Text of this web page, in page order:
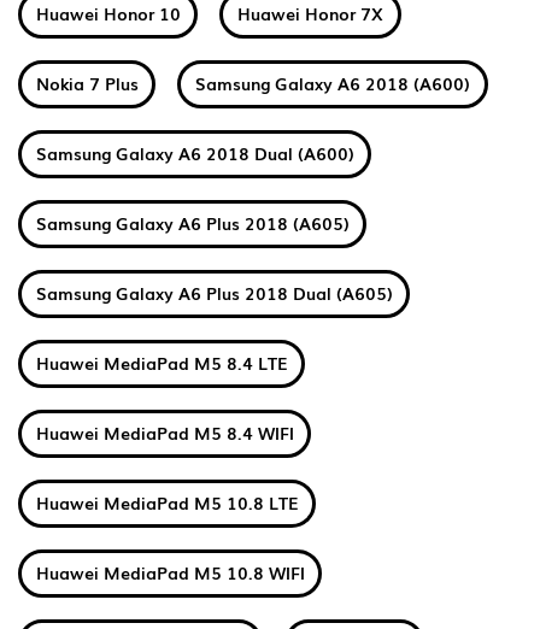
Huawei Honor 10 Huawei Honor 7X
Nokia 7 Plus Samsung Galaxy A6 2018 (A600)
Samsung Galaxy A6 2018 Dual (A600)
Samsung Galaxy A6 Plus 2018 (A605)
Samsung Galaxy A6 Plus 2018 Dual (A605)
Huawei MediaPad M5 8.4 LTE
Huawei MediaPad M5 8.4 WIFI
Huawei MediaPad M5 10.8 LTE
Huawei MediaPad M5 10.8 WIFI